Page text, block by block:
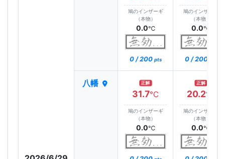
鳩のインザーギ
（本物）
0.0℃
0 / 200 pts
鳩のインザーギ
（本物）
0.0℃
0 / 200
八幡 正解
31.7℃
鳩のインザーギ
（本物）
0.0℃
正解
20.2℃
鳩のインザーギ
（本物）
0.0℃